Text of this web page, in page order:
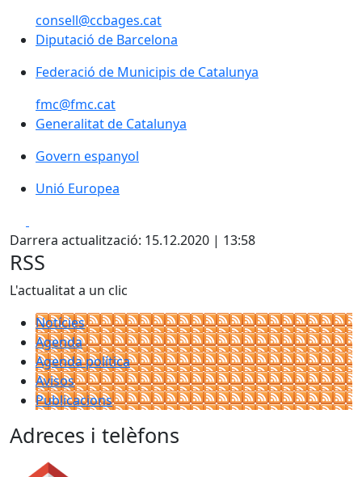
consell@ccbages.cat
Diputació de Barcelona
Diputació de Barcelona
Federació de Municipis de Catalunya
Federació de Municipis de Catalunya
fmc@fmc.cat
Generalitat de Catalunya
Generalitat de Catalunya
Govern espanyol
Govern espanyol
Unió Europea
Unió Europea
Darrera actualització: 15.12.2020 | 13:58
RSS
L'actualitat a un clic
Notícies
Agenda
Agenda política
Avisos
Publicacions
Adreces i telèfons